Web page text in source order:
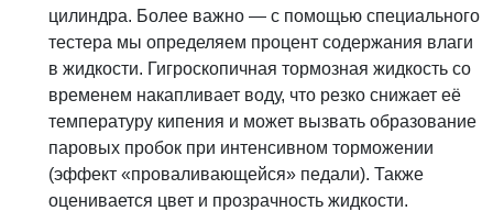
цилиндра. Более важно — с помощью специального
тестера мы определяем процент содержания влаги
в жидкости. Гигроскопичная тормозная жидкость со
временем накапливает воду, что резко снижает её
температуру кипения и может вызвать образование
паровых пробок при интенсивном торможении
(эффект «проваливающейся» педали). Также
оценивается цвет и прозрачность жидкости.